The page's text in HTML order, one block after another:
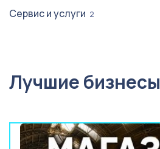
Сервис и услуги 2
Лучшие бизнесы